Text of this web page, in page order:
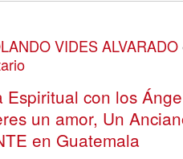
VIDES ALVARADO
Espiritual con los
un amor, Un
en Guatemala